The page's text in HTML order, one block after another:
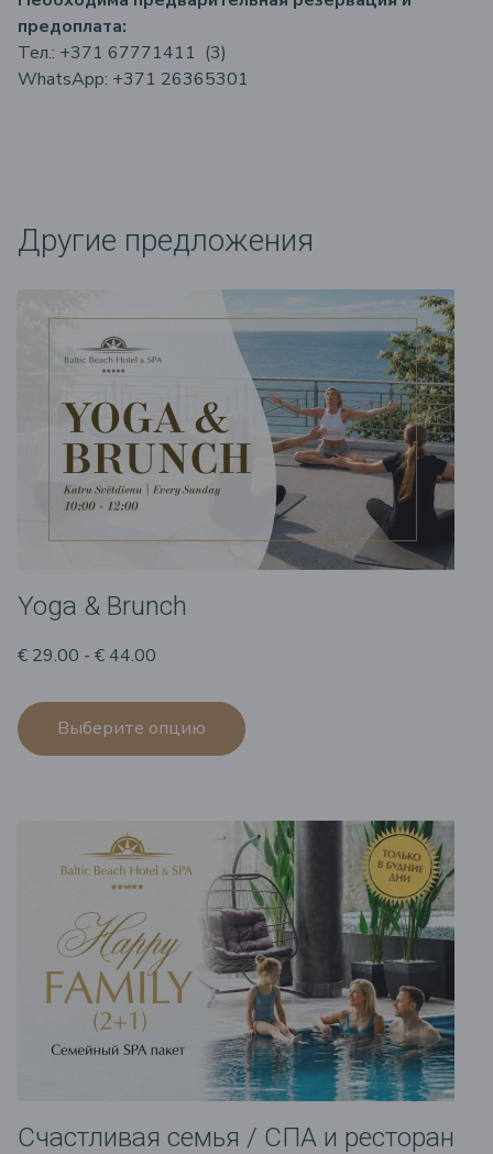
предоплата:
Тел.: +371 67771411 (3)
WhatsApp: +371 26365301
Другие предложения
Yoga & Brunch
€ 29.00 - € 44.00
Выберите опцию
Счастливая семья / СПА и ресторан